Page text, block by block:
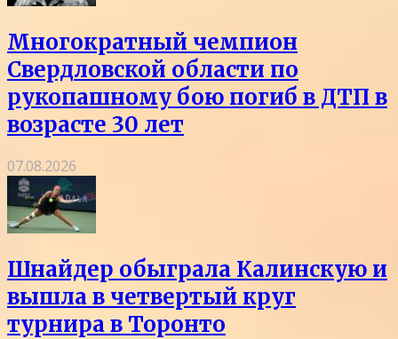
Многократный чемпион
Свердловской области по
рукопашному бою погиб в ДТП в
возрасте 30 лет
07.08.2026
Шнайдер обыграла Калинскую и
вышла в четвертый круг
турнира в Торонто